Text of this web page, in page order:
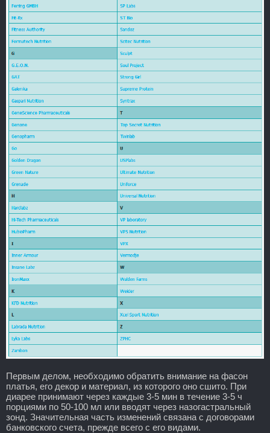
Первым делом, необходимо обратить внимание на фасон
платья, его декор и материал, из которого оно сшито. При
диарее принимают через каждые 3-5 мин в течение 3-5 ч
порциями по 50-100 мл или вводят через назогастральный
зонд. Значительная часть изменений связана с договорами
банковского счета, прежде всего с его видами.